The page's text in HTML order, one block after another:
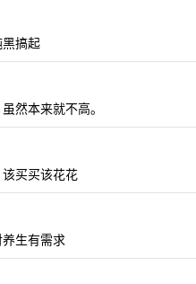
搞起
然本来就不高。
买买该花花
生有需求